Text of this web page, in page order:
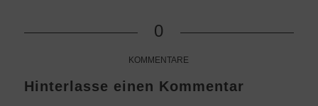
0
KOMMENTARE
Hinterlasse einen Kommentar